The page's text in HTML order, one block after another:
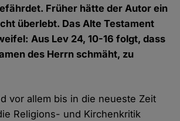
Früher hätte der Autor ein
überlebt. Das Alte Testament
Aus Lev 24, 10-16 folgt, dass
des Herrn schmäht, zu
vor allem bis in die neueste Zeit
Religions- und Kirchenkritik